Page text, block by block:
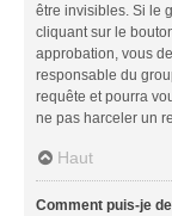
être invisibles. Si le
cliquant sur le
approbation, vous
responsable du
requête et pourra
ne pas harceler un
Haut
Comment puis-je